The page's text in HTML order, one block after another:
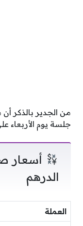
من الجدير بالذكر
جلسة يوم الأربعاء على
أسعار
الدرهم
العملة